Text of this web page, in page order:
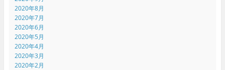
2020年8月
2020年7月
2020年6月
2020年5月
2020年4月
2020年3月
2020年2月